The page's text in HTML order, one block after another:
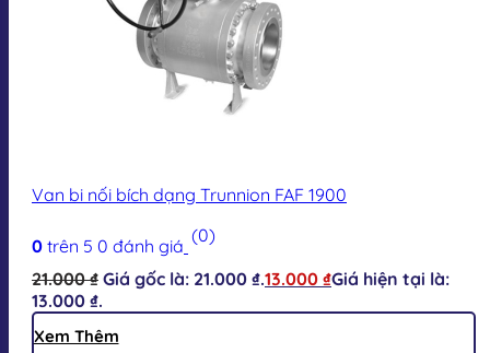
Van bi nối bích dạng Trunnion FAF 1900
0 trên 5 0 đánh giá (0)
21.000₫ Giá gốc là: 21.000 ₫.13.000 ₫Giá hiện tại là:
13.000 ₫.
Xem Thêm